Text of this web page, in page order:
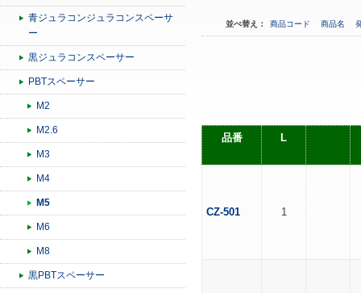
青ジュラコンジュラコンスペーサ
ー
黒ジュラコンスペーサー
PBTスペーサー
M2
M2.6
M3
M4
M5
M6
M8
黒PBTスペーサー
並べ替え： 商品コード 商品名
品番 L
CZ-501 1